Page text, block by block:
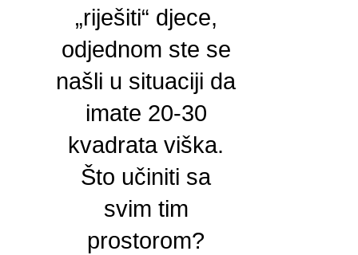
„riješiti“ djece,
odjednom ste se
našli u situaciji da
imate 20-30
kvadrata viška.
Što učiniti sa
svim tim
prostorom?